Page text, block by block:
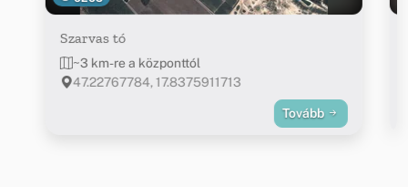
Szarvas tó
~3 km-re a központtól
47.22767784, 17.8375911713
Tovább